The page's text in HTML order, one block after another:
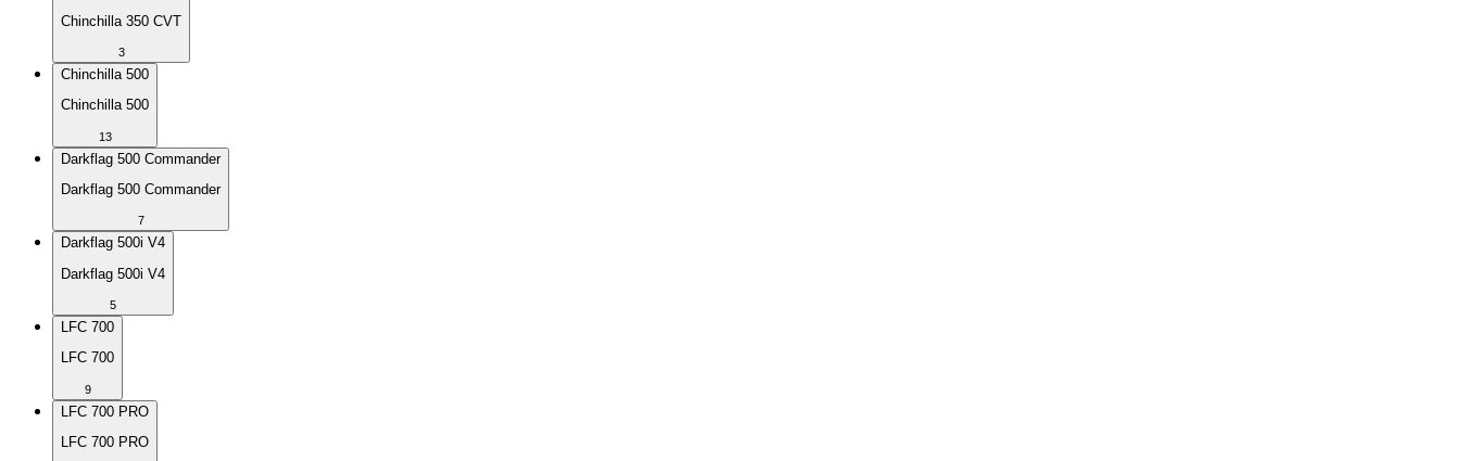
Chinchilla 350 CVT
3
Chinchilla 500
Chinchilla 500
13
Darkflag 500 Commander
Darkflag 500 Commander
7
Darkflag 500i V4
Darkflag 500i V4
5
LFC 700
LFC 700
9
LFC 700 PRO
LFC 700 PRO